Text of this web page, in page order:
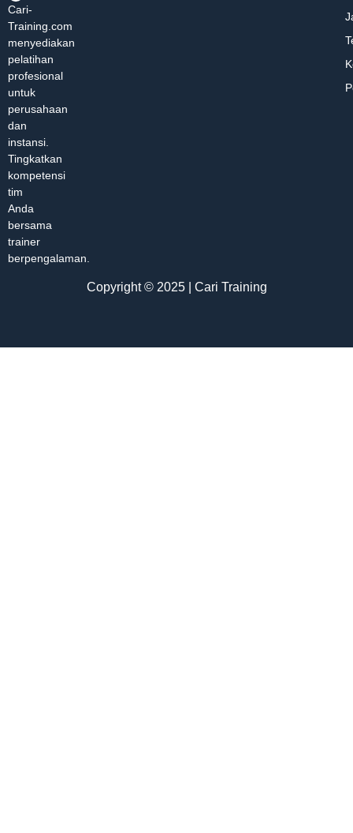
Cari-
Training.com
menyediakan
pelatihan
profesional
untuk
perusahaan
dan
instansi.
Tingkatkan
kompetensi
tim
Anda
bersama
trainer
berpengalaman.
Copyright © 2025 | Cari Training